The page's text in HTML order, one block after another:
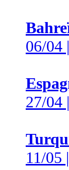
06/04
27/04
11/05